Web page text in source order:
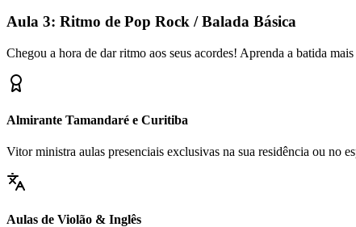
Aula 3: Ritmo de Pop Rock / Balada Básica
Chegou a hora de dar ritmo aos seus acordes! Aprenda a batida
Almirante Tamandaré e Curitiba
Vitor ministra aulas presenciais exclusivas na sua residência ou no
Aulas de Violão & Inglês